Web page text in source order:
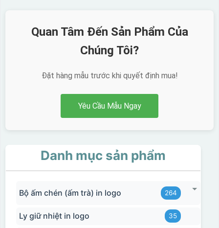
Hộp xi ấm chén
Quan Tâm Đến Sản Phẩm Của
Chúng Tôi?
Đặt hàng mẫu trước khi quyết định mua!
Yêu Cầu Mẫu Ngay
Danh mục sản phẩm
Bộ ấm chén (ấm trà) in logo 264
Ly giữ nhiệt in logo 35